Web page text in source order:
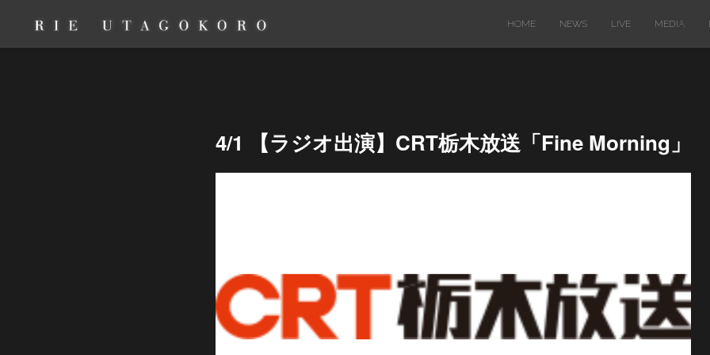
HOME NEWS LIVE MEDIA
4/1 【ラジオ出演】CRT栃木放送「Fine Morning」